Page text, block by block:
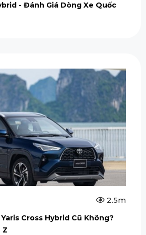
- Đánh Giá Dòng Xe Quốc
2.5m
Cross Hybrid Cũ Không?
Z